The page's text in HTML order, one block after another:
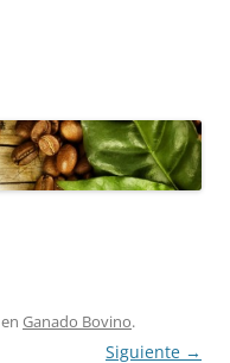
en Ganado Bovino.
Siguiente →